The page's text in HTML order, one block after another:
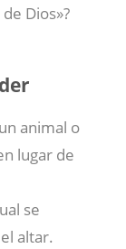
Dios»?
animal o
lugar de
se
altar.